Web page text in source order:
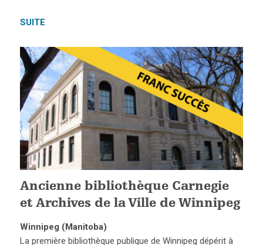
SUITE
Ancienne bibliothèque Carnegie
et Archives de la Ville de Winnipeg
Winnipeg (Manitoba)
La première bibliothèque publique de Winnipeg dépérit à